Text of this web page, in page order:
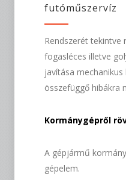
futóműszervíz
Rendszerét tekintve
fogasléces illetve
javítása
összefüggő hibákra
Kormánygépről
A gépjármű
gépelem.